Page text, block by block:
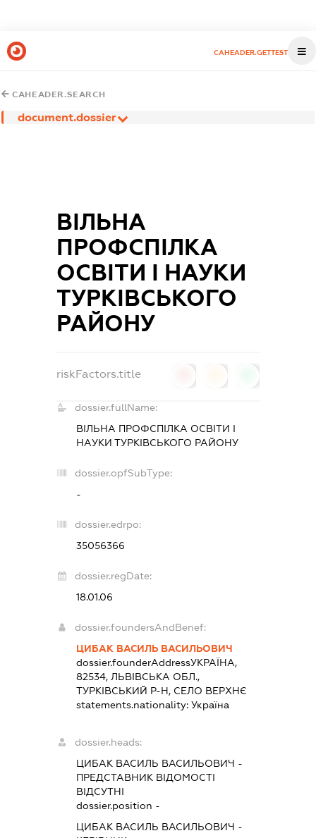
CAHEADER.GETTEST
CAHEADER.SEARCH
document.dossier
ВІЛЬНА
ПРОФСПІЛКА
ОСВІТИ І НАУКИ
ТУРКІВСЬКОГО
РАЙОНУ
riskFactors.title
dossier.fullName:
ВІЛЬНА ПРОФСПІЛКА ОСВІТИ І
НАУКИ ТУРКІВСЬКОГО РАЙОНУ
dossier.opfSubType:
-
dossier.edrpo:
35056366
dossier.regDate:
18.01.06
dossier.foundersAndBenef:
ЦИБАК ВАСИЛЬ ВАСИЛЬОВИЧ
dossier.founderAddressУКРАЇНА,
82534, ЛЬВІВСЬКА ОБЛ.,
ТУРКІВСЬКИЙ Р-Н, СЕЛО ВЕРХНЄ
statements.nationality: Україна
dossier.heads:
ЦИБАК ВАСИЛЬ ВАСИЛЬОВИЧ -
ПРЕДСТАВНИК ВІДОМОСТІ
ВІДСУТНІ
dossier.position -
ЦИБАК ВАСИЛЬ ВАСИЛЬОВИЧ -